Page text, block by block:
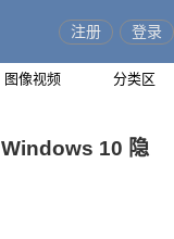
图像视频 分类区
注册 登录
10 隐